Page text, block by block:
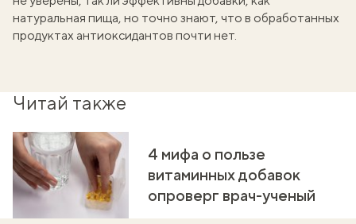
натуральная пища, но точно знают, что в обработанных
продуктах антиоксидантов почти нет.
Читай также
4 мифа о пользе
витаминных добавок
опроверг врач-ученый